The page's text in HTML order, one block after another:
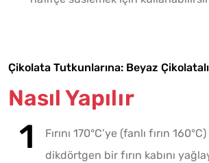
Çikolata Tutkunlarına: Beyaz
Nasıl Yapılır
Fırını 170°C’ye (fanlı fırın
dikdörtgen bir fırın kabını